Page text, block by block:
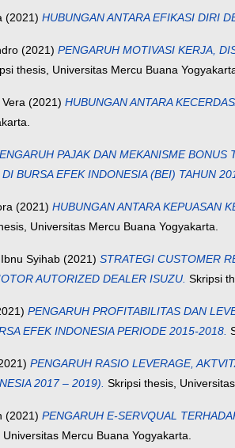
(2021) HUBUNGAN ANTARA EFIKASI DIRI
(2021) PENGARUH MOTIVASI KERJA,
thesis, Universitas Mercu Buana
(2021) HUBUNGAN ANTARA
PAJAK DAN MEKANISME
BURSA EFEK INDONESIA (BEI) TAHUN
(2021) HUBUNGAN ANTARA KEPUASAN
Universitas Mercu Buana Yogyakarta.
Syihab (2021) STRATEGI CUSTOMER
AUTORIZED DEALER ISUZU. Skripsi
PENGARUH PROFITABILITAS DAN
EFEK INDONESIA PERIODE 2015-2018.
PENGARUH RASIO LEVERAGE,
2017 – 2019). Skripsi thesis,
(2021) PENGARUH E-SERVQUAL
Mercu Buana Yogyakarta.